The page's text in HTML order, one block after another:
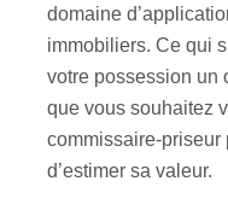
domaine
immobiliers. Ce qui
votre possession un
que vous souhaitez
commissaire-priseur
d’estimer sa valeur.